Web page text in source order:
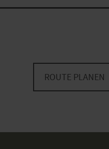
ROUTE PLANEN